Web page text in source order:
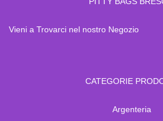
Vieni a Trovarci nel nostro Negozio
CATEGORIE
Argenteria